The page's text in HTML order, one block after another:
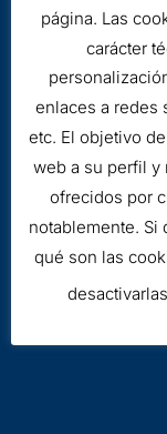
página. Las
carácter
enlaces a redes
etc. El objetivo
web a su perfil y
ofrecidos por
notablemente. Si
qué son las